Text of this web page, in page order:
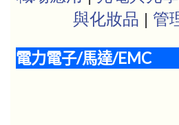
與化妝品 | 管
電力電子/馬達/EMC